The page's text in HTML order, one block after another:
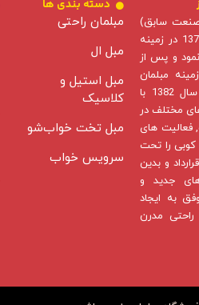
سابق)
فعالیت خود را از سال 1376 در زمینه
و پس از
مبلمان
خانگی و دکوراسیون در سال 1382 با
مختلف در
های
کوبی را تحت
و بدین
جدید و
به ایجاد
مدرن
دسته بندی ها
مبلمان راحتی
مبل ال
مبل استیل و
کلاسیک
مبل تخت‌ خواب‌شو
سرویس خواب